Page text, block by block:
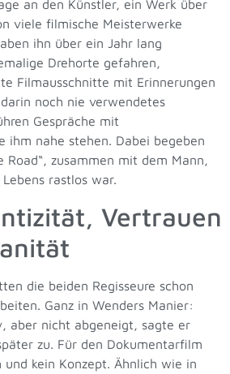
an den Künstler, ein Werk über
viele filmische Meisterwerke
ihn über ein Jahr lang
Drehorte gefahren,
Filmausschnitte mit Erinnerungen
noch nie verwendetes
Gespräche mit
ihm nahe stehen. Dabei begeben
Road“, zusammen mit dem Mann,
rastlos war.
Vertrauen
die beiden Regisseure schon
Ganz in Wenders Manier:
aber nicht abgeneigt, sagte er
zu. Für den Dokumentarfilm
und kein Konzept. Ähnlich wie in